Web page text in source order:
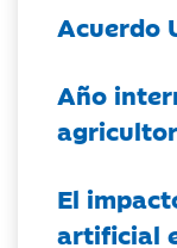
Acuerdo
Año
El
artificial